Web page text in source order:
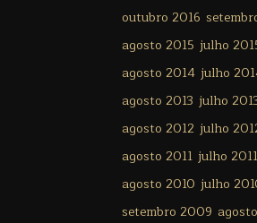
outubro 2016
agosto 2015 julho
agosto 2014 julho
agosto 2013 julho
agosto 2012 julho
agosto 2011 julho 2011
agosto 2010 julho
setembro 2009